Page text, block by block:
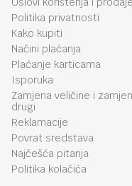
Politika privatnosti
Kako kupiti
Načini plaćanja
Plaćanje karticama
Isporuka
Zamjena veličine i
drugi
Reklamacije
Povrat sredstava
Najčešća pitanja
Politika kolačića